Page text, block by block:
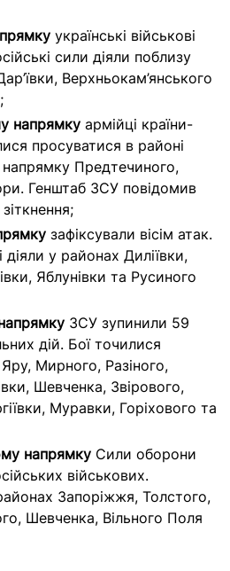
українські військові
сили діяли поблизу
Верхньокам’янського
напрямку армійці країни-
просуватися в районі
Предтечиного,
Генштаб ЗСУ повідомив
зафіксували вісім атак.
діяли у районах Диліївки,
Яблунівки та Русиного
ЗСУ зупинили 59
дій. Бої точилися
Мирного, Разіного,
Шевченка, Звірового,
Муравки, Горіхового та
напрямку Сили оборони
військових.
Запоріжжя, Толстого,
Шевченка, Вільного Поля